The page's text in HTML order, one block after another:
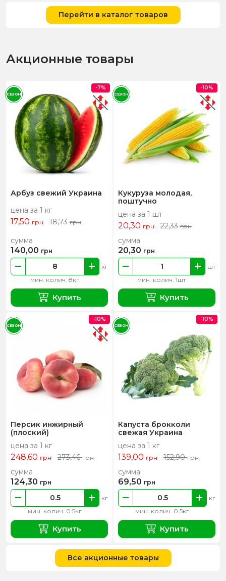
Перейти в каталог товаров
Акционные товары
Арбуз свежий Украина
цена за 1 кг
17,50 грн 18,73грн
мин. колич. 8кг
кг
сумма
140,00 грн
Купить
-7%
СЕЗОН
Кукуруза молодая,
поштучно
цена за 1 шт
20,30 грн 22,33грн
мин. колич. 1шт
шт
сумма
20,30 грн
Купить
-10%
СЕЗОН
Персик инжирный
(плоский)
цена за 1 кг
248,60 грн 273,46грн
мин. колич. 0.5кг
кг
сумма
124,30 грн
Купить
-10%
СЕЗОН
Капуста брокколи
свежая Украина
цена за 1 кг
139,00 грн 152,90грн
мин. колич. 0.5кг
кг
сумма
69,50 грн
Купить
-10%
СЕЗОН
Все акционные товары